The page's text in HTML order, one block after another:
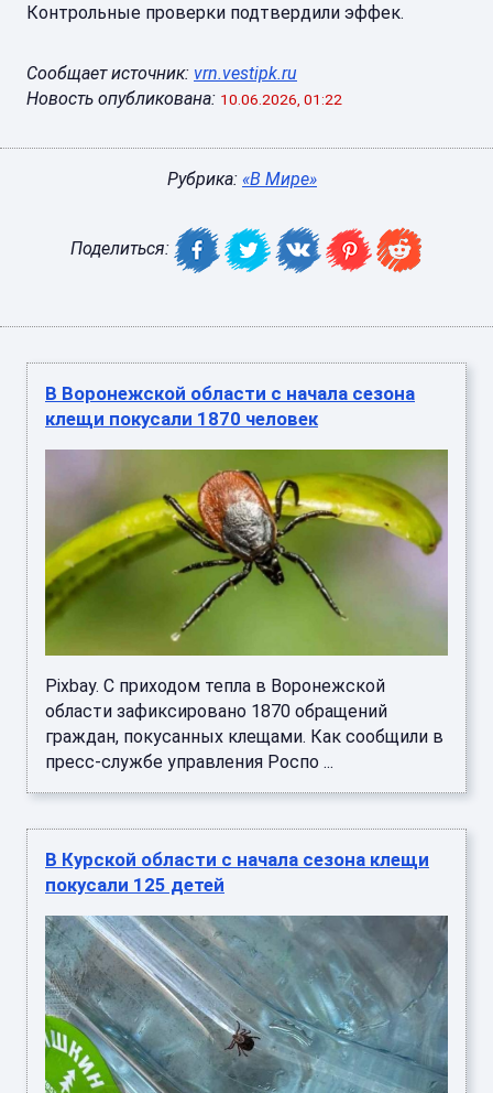
Контрольные проверки подтвердили эффек.
Сообщает источник: vrn.vestipk.ru
Новость опубликована: 10.06.2026, 01:22
Рубрика: «В Мире»
Поделиться:
В Воронежской области с начала сезона
клещи покусали 1870 человек
Pixbay. С приходом тепла в Воронежской
области зафиксировано 1870 обращений
граждан, покусанных клещами. Как сообщили в
пресс-службе управления Роспо ...
В Курской области с начала сезона клещи
покусали 125 детей